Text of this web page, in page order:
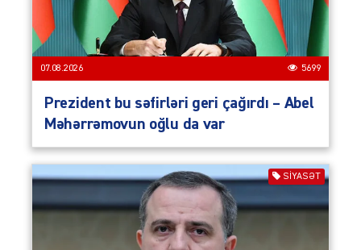
07.08.2026 5699
Prezident bu səfirləri geri çağırdı – Abel
Məhərrəmovun oğlu da var
SIYASƏT